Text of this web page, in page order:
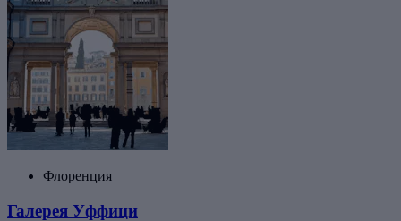
Флоренция
Галерея Уффици